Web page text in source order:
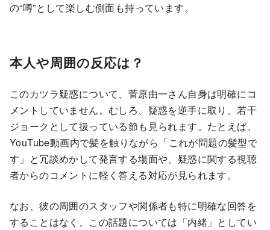
の“噂”として楽しむ側面も持っています。
本人や周囲の反応は？
このカツラ疑惑について、菅原由一さん自身は明確にコ
メントしていません。むしろ、疑惑を逆手に取り、若干
ジョークとして扱っている節も見られます。たとえば、
YouTube動画内で髪を触りながら「これが問題の髪型で
す」と冗談めかして発言する場面や、疑惑に関する視聴
者からのコメントに軽く答える対応が見られます。
なお、彼の周囲のスタッフや関係者も特に明確な回答を
することはなく、この話題については「内緒」としてい